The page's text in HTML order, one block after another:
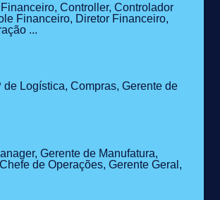
Controller, Controlador
Financeiro, Diretor Financeiro,
...
Logística, Compras, Gerente de
Gerente de Manufatura,
de Operações, Gerente Geral,